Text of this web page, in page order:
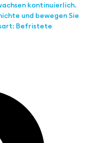
kontinuierlich.
und bewegen Sie
Befristete